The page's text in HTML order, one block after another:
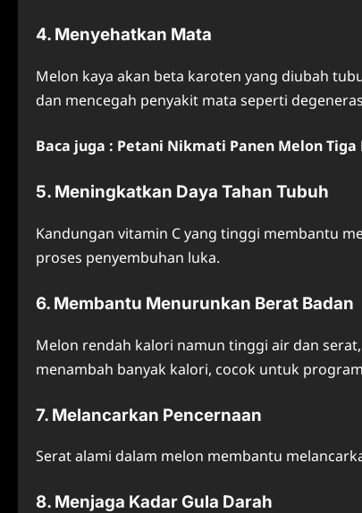
4. Menyehatkan Mata
Melon kaya akan beta karoten yang diubah
dan mencegah penyakit mata seperti
Baca juga : Petani Nikmati Panen Melon Tiga
5. Meningkatkan Daya Tahan Tubuh
Kandungan vitamin C yang tinggi membantu
proses penyembuhan luka.
6. Membantu Menurunkan Berat Badan
Melon rendah kalori namun tinggi air dan
menambah banyak kalori, cocok untuk
7. Melancarkan Pencernaan
Serat alami dalam melon membantu
8. Menjaga Kadar Gula Darah